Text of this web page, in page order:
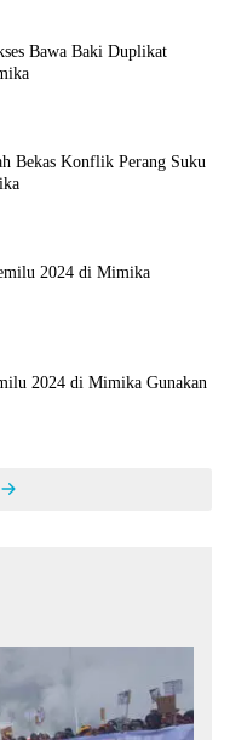
Bawa Baki Duplikat
Bekas Konflik Perang Suku
2024 di Mimika
2024 di Mimika Gunakan